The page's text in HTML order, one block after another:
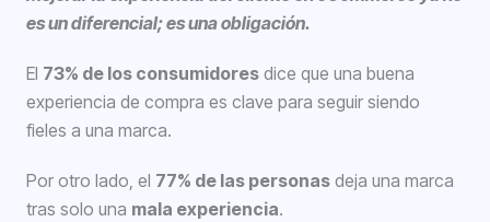
es un diferencial; es una obligación.
El 73% de los consumidores dice que una buena
experiencia de compra es clave para seguir siendo
fieles a una marca.
Por otro lado, el 77% de las personas deja una marca
tras solo una mala experiencia.